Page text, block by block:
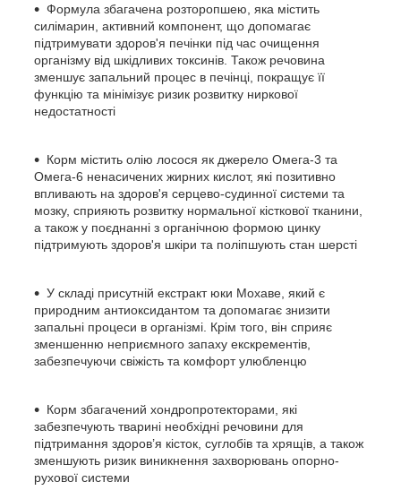
Формула збагачена розторопшею, яка містить
силімарин, активний компонент, що допомагає
підтримувати здоров'я печінки під час очищення
організму від шкідливих токсинів. Також речовина
зменшує запальний процес в печінці, покращує її
функцію та мінімізує ризик розвитку ниркової
недостатності
Корм містить олію лосося як джерело Омега-3 та
Омега-6 ненасичених жирних кислот, які позитивно
впливають на здоров'я серцево-судинної системи та
мозку, сприяють розвитку нормальної кісткової тканини,
а також у поєднанні з органічною формою цинку
підтримують здоров'я шкіри та поліпшують стан шерсті
У складі присутній екстракт юки Мохаве, який є
природним антиоксидантом та допомагає знизити
запальні процеси в організмі. Крім того, він сприяє
зменшенню неприємного запаху екскрементів,
забезпечуючи свіжість та комфорт улюбленцю
Корм збагачений хондропротекторами, які
забезпечують тварині необхідні речовини для
підтримання здоров’я кісток, суглобів та хрящів, а також
зменшують ризик виникнення захворювань опорно-
рухової системи